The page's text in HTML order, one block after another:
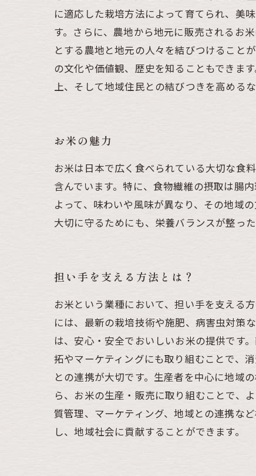
に適応した栽培方法によって育てられ、美
す。さらに、農地から地元に販売されるお
とする農地と地元の人々を結びつけること
の文化や価値観、歴史を知ることもできま
上、そして地域住民との結びつきを高める
お米の魅力
お米は日本で広く食べられている大切な食
含んでいます。特に、食物繊維の摂取は腸
よって、味わいや風味が異なり、その地域
大切に守るためにも、栄養バランスが整っ
担い手を支える方法とは？
お米という業種において、担い手を支える
には、最新の栽培技術や施肥、病害虫対策
は、安心・安全でおいしいお米の提供です
拓やマーケティングにも取り組むことで、
との連携が大切です。生産者を中心に地域
ら、お米の生産・販売に取り組むことで、
質管理、マーケティング、地域との連携な
し、地域社会に貢献することができます。